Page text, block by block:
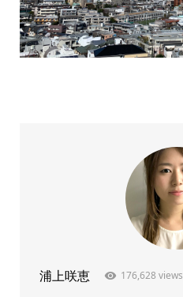
浦上咲恵 176,628 views